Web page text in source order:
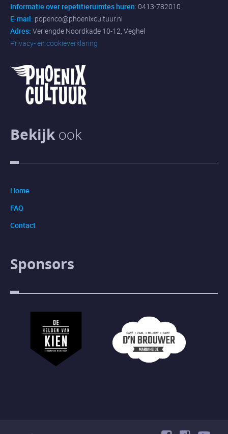
Informatie over repetitieruimtes huren: 0413-782010
E-mail: popenco@phoenixcultuur.nl
Adres: Verlengde Noordkade 10-12, Veghel
Privacy- en cookieverklaring
Bekijk ook
Home
FAQ
Contact
Sponsors